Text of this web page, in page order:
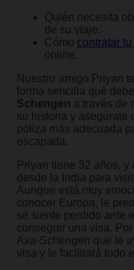
Quién necesita
de su viaje.
Cómo contratar
online.
Nuestro amigo Priyan
forma sencilla qué
Schengen a través de
su historia y asegúrate
póliza más adecuada
escapada.
Priyan tiene 32 años,
desde la India para
Aunque está muy
conocer Europa, le
se siente perdido ante
conseguir una visa.
Axa-Schengen que le
visa y le facilitará todo